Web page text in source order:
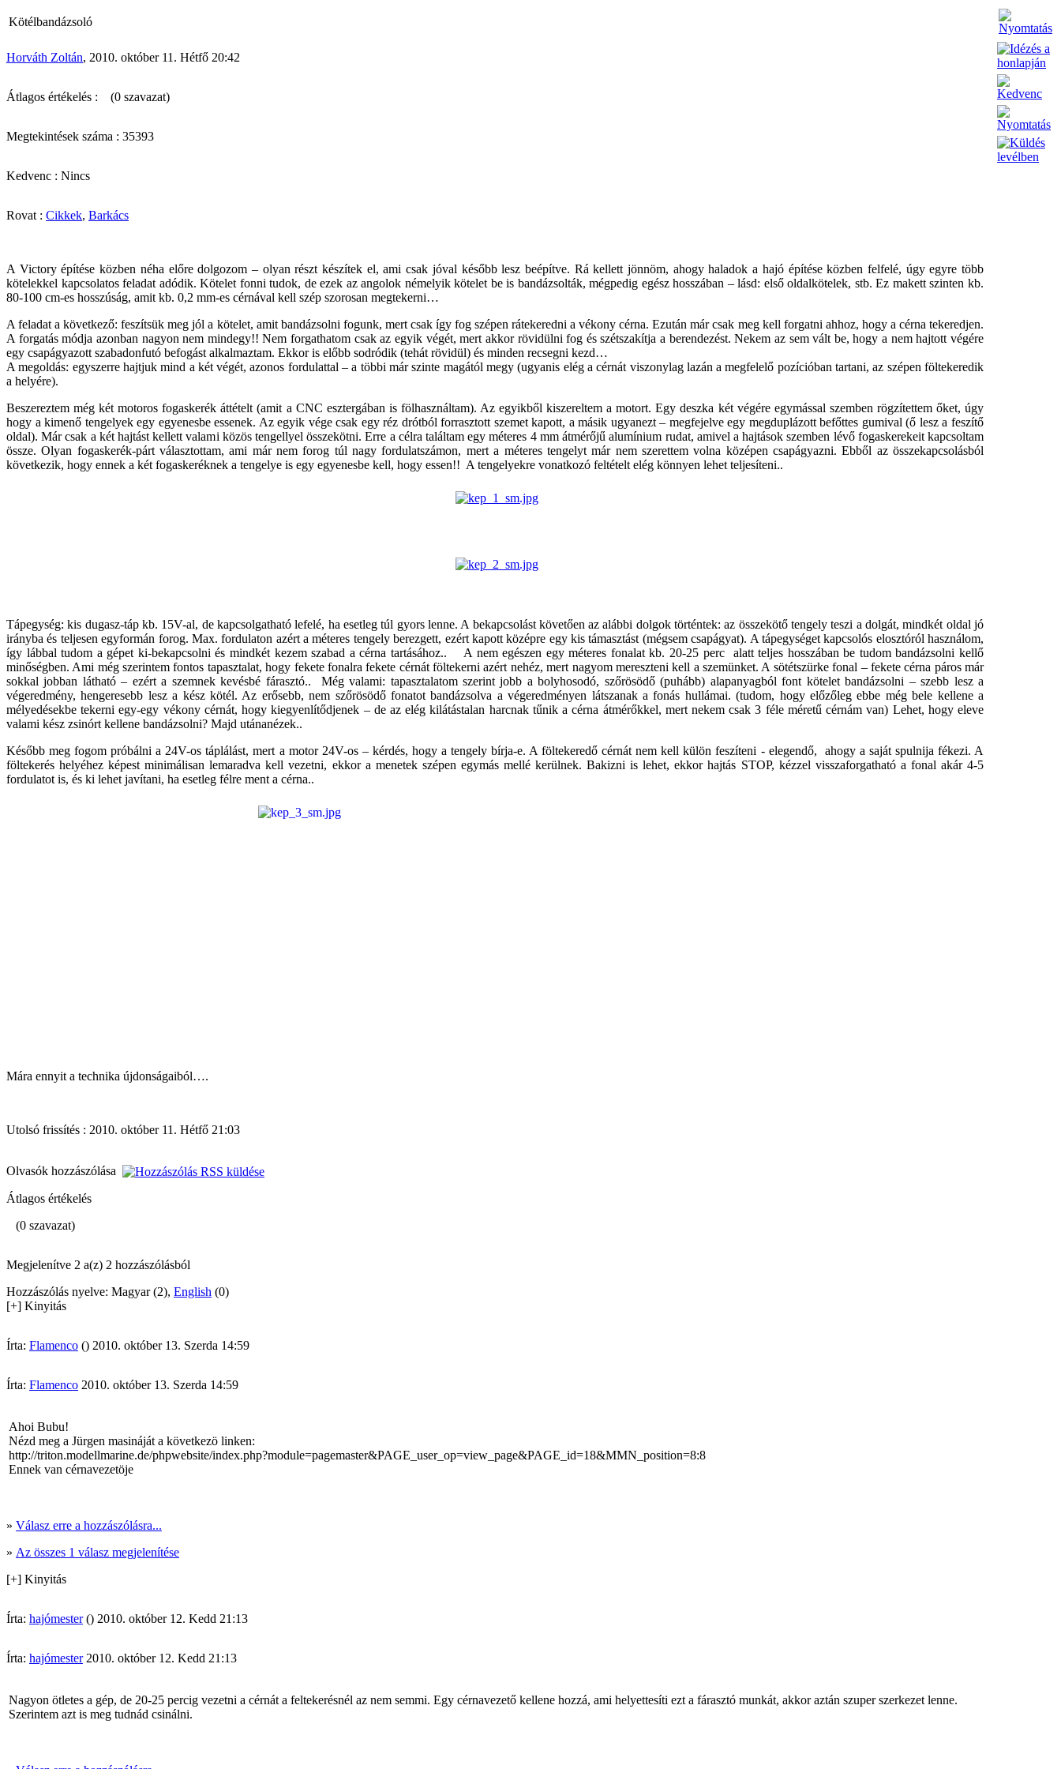
Kötélbandázsoló
Horváth Zoltán, 2010. október 11. Hétfő 20:42
Átlagos értékelés : (0 szavazat)
Megtekintések száma : 35393
Kedvenc : Nincs
Rovat : Cikkek, Barkács
A Victory építése közben néha előre dolgozom – olyan részt készítek el, ami csak jóval később lesz beépítve. Rá kellett jönnöm, ahogy haladok a hajó építése közben felfelé, úgy egyre több
kötelekkel kapcsolatos feladat adódik. Kötelet fonni tudok, de ezek az angolok némelyik kötelet be is bandázsolták, mégpedig egész hosszában – lásd: első oldalkötelek, stb. Ez makett szinten kb.
80-100 cm-es hosszúság, amit kb. 0,2 mm-es cérnával kell szép szorosan megtekerni…
A feladat a következő: feszítsük meg jól a kötelet, amit bandázsolni fogunk, mert csak így fog szépen rátekeredni a vékony cérna. Ezután már csak meg kell forgatni ahhoz, hogy a cérna tekeredjen.
A forgatás módja azonban nagyon nem mindegy!! Nem forgathatom csak az egyik végét, mert akkor rövidülni fog és szétszakítja a berendezést. Nekem az sem vált be, hogy a nem hajtott végére
egy csapágyazott szabadonfutó befogást alkalmaztam. Ekkor is előbb sodródik (tehát rövidül) és minden recsegni kezd…
A megoldás: egyszerre hajtjuk mind a két végét, azonos fordulattal – a többi már szinte magától megy (ugyanis elég a cérnát viszonylag lazán a megfelelő pozícióban tartani, az szépen föltekeredik
a helyére).
Beszereztem még két motoros fogaskerék áttételt (amit a CNC esztergában is fölhasználtam). Az egyikből kiszereltem a motort. Egy deszka két végére egymással szemben rögzítettem őket, úgy
hogy a kimenő tengelyek egy egyenesbe essenek. Az egyik vége csak egy réz drótból forrasztott szemet kapott, a másik ugyanezt – megfejelve egy megduplázott befőttes gumival (ő lesz a feszítő
oldal). Már csak a két hajtást kellett valami közös tengellyel összekötni. Erre a célra találtam egy méteres 4 mm átmérőjű alumínium rudat, amivel a hajtások szemben lévő fogaskerekeit kapcsoltam
össze. Olyan fogaskerék-párt választottam, ami már nem forog túl nagy fordulatszámon, mert a méteres tengelyt már nem szerettem volna középen csapágyazni. Ebből az összekapcsolásból
következik, hogy ennek a két fogaskeréknek a tengelye is egy egyenesbe kell, hogy essen!! A tengelyekre vonatkozó feltételt elég könnyen lehet teljesíteni..
Tápegység: kis dugasz-táp kb. 15V-al, de kapcsolgatható lefelé, ha esetleg túl gyors lenne. A bekapcsolást követően az alábbi dolgok történtek: az összekötő tengely teszi a dolgát, mindkét oldal jó
irányba és teljesen egyformán forog. Max. fordulaton azért a méteres tengely berezgett, ezért kapott középre egy kis támasztást (mégsem csapágyat). A tápegységet kapcsolós elosztóról használom,
így lábbal tudom a gépet ki-bekapcsolni és mindkét kezem szabad a cérna tartásához.. A nem egészen egy méteres fonalat kb. 20-25 perc alatt teljes hosszában be tudom bandázsolni kellő
minőségben. Ami még szerintem fontos tapasztalat, hogy fekete fonalra fekete cérnát föltekerni azért nehéz, mert nagyom mereszteni kell a szemünket. A sötétszürke fonal – fekete cérna páros már
sokkal jobban látható – ezért a szemnek kevésbé fárasztó.. Még valami: tapasztalatom szerint jobb a bolyhosodó, szőrösödő (puhább) alapanyagból font kötelet bandázsolni – szebb lesz a
végeredmény, hengeresebb lesz a kész kötél. Az erősebb, nem szőrösödő fonatot bandázsolva a végeredményen látszanak a fonás hullámai. (tudom, hogy előzőleg ebbe még bele kellene a
mélyedésekbe tekerni egy-egy vékony cérnát, hogy kiegyenlítődjenek – de az elég kilátástalan harcnak tűnik a cérna átmérőkkel, mert nekem csak 3 féle méretű cérnám van) Lehet, hogy eleve
valami kész zsinórt kellene bandázsolni? Majd utánanézek..
Később meg fogom próbálni a 24V-os táplálást, mert a motor 24V-os – kérdés, hogy a tengely bírja-e. A föltekeredő cérnát nem kell külön feszíteni - elegendő, ahogy a saját spulnija fékezi. A
föltekerés helyéhez képest minimálisan lemaradva kell vezetni, ekkor a menetek szépen egymás mellé kerülnek. Bakizni is lehet, ekkor hajtás STOP, kézzel visszaforgatható a fonal akár 4-5
fordulatot is, és ki lehet javítani, ha esetleg félre ment a cérna..
Mára ennyit a technika újdonságaiból….
Utolsó frissítés : 2010. október 11. Hétfő 21:03
Olvasók hozzászólása
Átlagos értékelés
(0 szavazat)
Megjelenítve 2 a(z) 2 hozzászólásból
Hozzászólás nyelve: Magyar (2), English (0)
[+] Kinyitás
Írta: Flamenco () 2010. október 13. Szerda 14:59
Írta: Flamenco 2010. október 13. Szerda 14:59
Ahoi Bubu!
Nézd meg a Jürgen masináját a következö linken:
http://triton.modellmarine.de/phpwebsite/index.php?module=pagemaster&PAGE_user_op=view_page&PAGE_id=18&MMN_position=8:8
Ennek van cérnavezetöje
» Válasz erre a hozzászólásra...
» Az összes 1 válasz megjelenítése
[+] Kinyitás
Írta: hajómester() 2010. október 12. Kedd 21:13
Írta: hajómester2010. október 12. Kedd 21:13
Nagyon ötletes a gép, de 20-25 percig vezetni a cérnát a feltekerésnél az nem semmi. Egy cérnavezető kellene hozzá, ami helyettesíti ezt a fárasztó munkát, akkor aztán szuper szerkezet lenne.
Szerintem azt is meg tudnád csinálni.